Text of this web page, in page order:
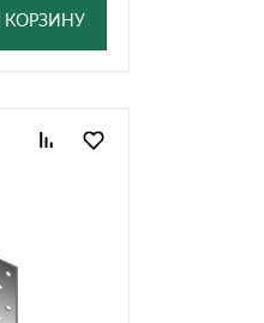
КОРЗИНУ